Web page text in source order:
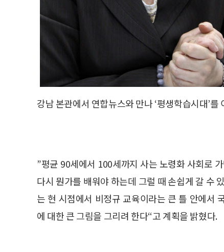
강남 본관에서 연합뉴스와 만나 ‘평생학습시대’
”평균 90세에서 100세까지 사는 노령화 사회로
다시 뭔가를 배워야 하는데 그럴 때 손쉽게 갈 수
는 현 시점에서 비정규 교육이라는 큰 틀 안에서
에 대한 큰 그림을 그리려 한다“고 계획을 밝혔다.